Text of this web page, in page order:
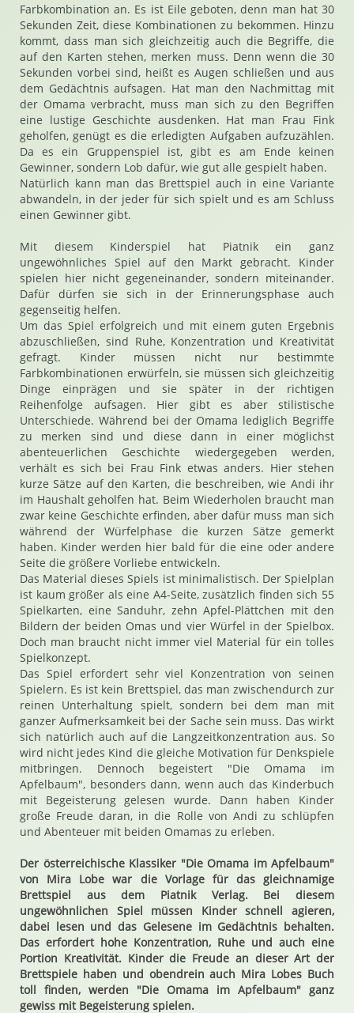
Farbkombination an. Es ist Eile geboten, denn man hat 30
Sekunden Zeit, diese Kombinationen zu bekommen. Hinzu
kommt, dass man sich gleichzeitig auch die Begriffe, die
auf den Karten stehen, merken muss. Denn wenn die 30
Sekunden vorbei sind, heißt es Augen schließen und aus
dem Gedächtnis aufsagen. Hat man den Nachmittag mit
der Omama verbracht, muss man sich zu den Begriffen
eine lustige Geschichte ausdenken. Hat man Frau Fink
geholfen, genügt es die erledigten Aufgaben aufzuzählen.
Da es ein Gruppenspiel ist, gibt es am Ende keinen
Gewinner, sondern Lob dafür, wie gut alle gespielt haben.
Natürlich kann man das Brettspiel auch in eine Variante
abwandeln, in der jeder für sich spielt und es am Schluss
einen Gewinner gibt.
Mit diesem Kinderspiel hat Piatnik ein ganz
ungewöhnliches Spiel auf den Markt gebracht. Kinder
spielen hier nicht gegeneinander, sondern miteinander.
Dafür dürfen sie sich in der Erinnerungsphase auch
gegenseitig helfen.
Um das Spiel erfolgreich und mit einem guten Ergebnis
abzuschließen, sind Ruhe, Konzentration und Kreativität
gefragt. Kinder müssen nicht nur bestimmte
Farbkombinationen erwürfeln, sie müssen sich gleichzeitig
Dinge einprägen und sie später in der richtigen
Reihenfolge aufsagen. Hier gibt es aber stilistische
Unterschiede. Während bei der Omama lediglich Begriffe
zu merken sind und diese dann in einer möglichst
abenteuerlichen Geschichte wiedergegeben werden,
verhält es sich bei Frau Fink etwas anders. Hier stehen
kurze Sätze auf den Karten, die beschreiben, wie Andi ihr
im Haushalt geholfen hat. Beim Wiederholen braucht man
zwar keine Geschichte erfinden, aber dafür muss man sich
während der Würfelphase die kurzen Sätze gemerkt
haben. Kinder werden hier bald für die eine oder andere
Seite die größere Vorliebe entwickeln.
Das Material dieses Spiels ist minimalistisch. Der Spielplan
ist kaum größer als eine A4-Seite, zusätzlich finden sich 55
Spielkarten, eine Sanduhr, zehn Apfel-Plättchen mit den
Bildern der beiden Omas und vier Würfel in der Spielbox.
Doch man braucht nicht immer viel Material für ein tolles
Spielkonzept.
Das Spiel erfordert sehr viel Konzentration von seinen
Spielern. Es ist kein Brettspiel, das man zwischendurch zur
reinen Unterhaltung spielt, sondern bei dem man mit
ganzer Aufmerksamkeit bei der Sache sein muss. Das wirkt
sich natürlich auch auf die Langzeitkonzentration aus. So
wird nicht jedes Kind die gleiche Motivation für Denkspiele
mitbringen. Dennoch begeistert "Die Omama im
Apfelbaum", besonders dann, wenn auch das Kinderbuch
mit Begeisterung gelesen wurde. Dann haben Kinder
große Freude daran, in die Rolle von Andi zu schlüpfen
und Abenteuer mit beiden Omamas zu erleben.
Der österreichische Klassiker "Die Omama im Apfelbaum"
von Mira Lobe war die Vorlage für das gleichnamige
Brettspiel aus dem Piatnik Verlag. Bei diesem
ungewöhnlichen Spiel müssen Kinder schnell agieren,
dabei lesen und das Gelesene im Gedächtnis behalten.
Das erfordert hohe Konzentration, Ruhe und auch eine
Portion Kreativität. Kinder die Freude an dieser Art der
Brettspiele haben und obendrein auch Mira Lobes Buch
toll finden, werden "Die Omama im Apfelbaum" ganz
gewiss mit Begeisterung spielen.